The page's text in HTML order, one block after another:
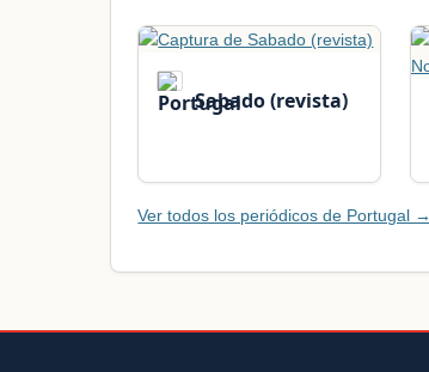
Sabado (revista)
Ver todos los periódicos de Portugal →